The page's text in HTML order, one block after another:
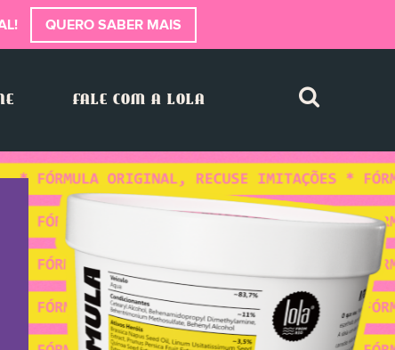
QUERO SABER MAIS
FALE COM A LOLA